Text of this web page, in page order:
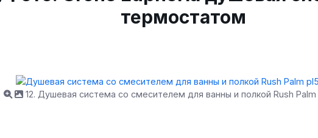
термостатом
12. Душевая система со смесителем для ванны и полкой Rush